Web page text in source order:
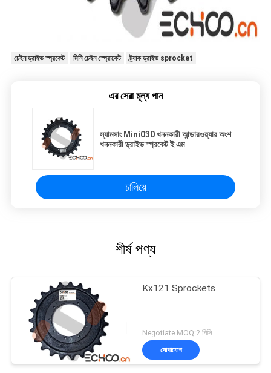
চেইন ড্রাইভ স্প্রকেট মিনি চেইন স্প্রোকেট ট্র্যাক ড্রাইভ sprocket
এর সেরা মূল্য পান
স্যামসাং Mini030 খননকারী আন্ডারওয়্যার অংশ
খননকারী ড্রাইভ স্প্রকেট ই এম
চালিয়ে
শীর্ষ পণ্য
Kx121 Sprockets
Negotiate MOQ:2 পিসি
যোগাযোগ